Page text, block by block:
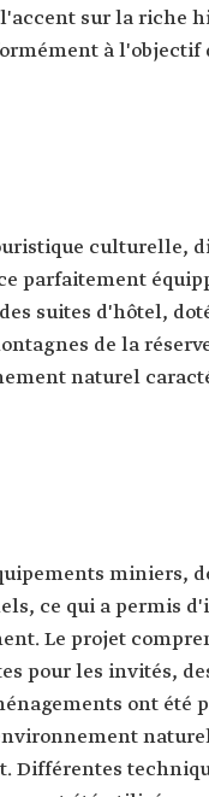
sur la riche
à l'objectif
culturelle,
parfaitement
suites d'hôtel,
de la
naturel
miniers,
ce qui a permis
Le projet
pour les invités,
ont été
Différentes